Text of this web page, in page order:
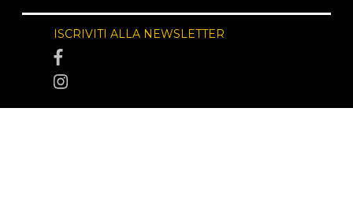
ISCRIVITI ALLA NEWSLETTER